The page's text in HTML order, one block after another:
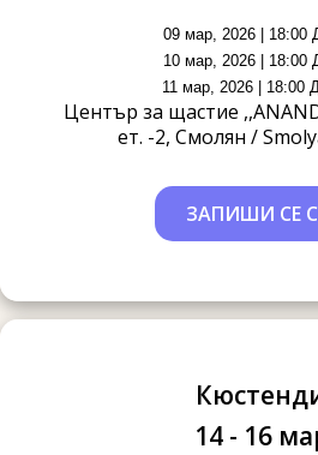
09 мар, 2026 | 18:00
10 мар, 2026 | 18:00
11 мар, 2026 | 18:00
Център за щастие
ет. -2, Смолян /
ЗАПИШИ СЕ
14 - 16